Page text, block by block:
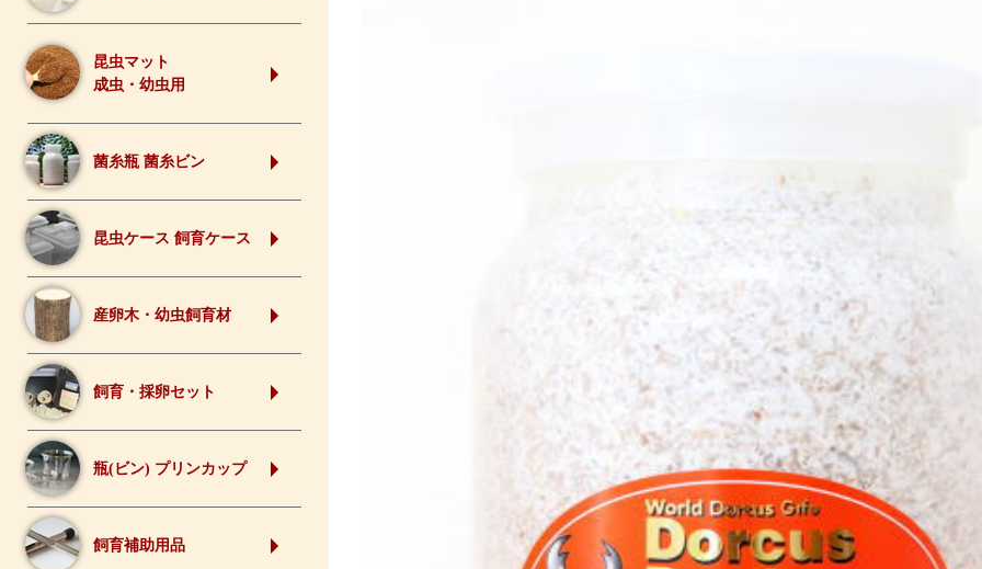
昆虫マット
成虫・幼虫用
菌糸瓶 菌糸ビン
昆虫ケース 飼育ケース
産卵木・幼虫飼育材
飼育・採卵セット
瓶(ビン) プリンカップ
飼育補助用品